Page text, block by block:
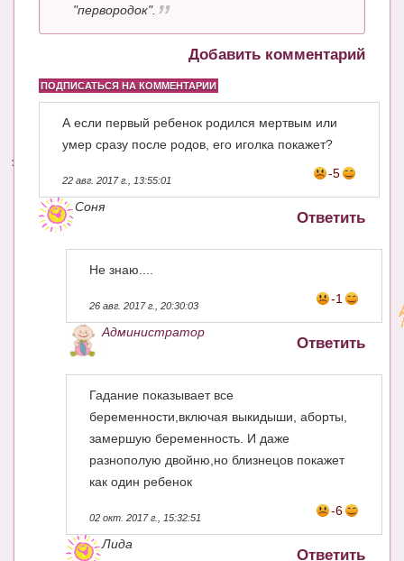
"первородок".
Добавить комментарий
ПОДПИСАТЬСЯ НА КОММЕНТАРИИ
А если первый ребенок родился мертвым или
умер сразу после родов, его иголка покажет?
-5
22 авг. 2017 г., 13:55:01
Ответить
Соня
Не знаю....
-1
26 авг. 2017 г., 20:30:03
Ответить
Администратор
Гадание показывает все
беременности,включая выкидыши, аборты,
замершую беременность. И даже
разнополую двойню,но близнецов покажет
как один ребенок
-6
02 окт. 2017 г., 15:32:51
Ответить
Лида